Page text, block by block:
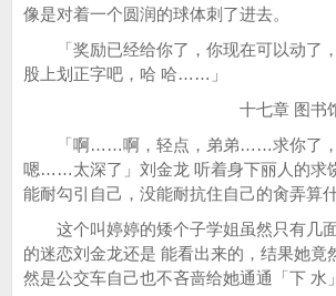
像是对着一个圆润的球体刺了进去。
「奖励已经给你了，你现在可以动了
股上划正字吧，哈 哈……」
十七章 图书馆的
「啊……啊，轻点，弟弟……求你了，
嗯……太深了」刘金龙 听着身下丽人的求
能耐勾引自己，没能耐抗住自己的肏弄算什
这个叫婷婷的矮个子学姐虽然只有几
的迷恋刘金龙还是 能看出来的，结果她竟
然是公交车自己也不吝啬给她通通「下 水